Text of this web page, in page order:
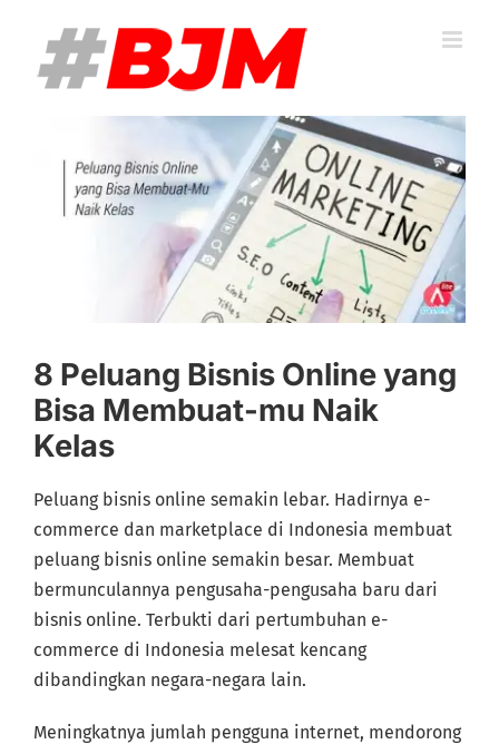
content
Larger
Image
8 Peluang Bisnis Online yang
Bisa Membuat-mu Naik
Kelas
Peluang bisnis online semakin lebar. Hadirnya e-
commerce dan marketplace di Indonesia membuat
peluang bisnis online semakin besar. Membuat
bermunculannya pengusaha-pengusaha baru dari
bisnis online. Terbukti dari pertumbuhan e-
commerce di Indonesia melesat kencang
dibandingkan negara-negara lain.
Meningkatnya jumlah pengguna internet, mendorong